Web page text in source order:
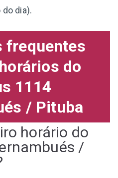
dia).
frequentes
do
1114
/ Pituba
horário do
/